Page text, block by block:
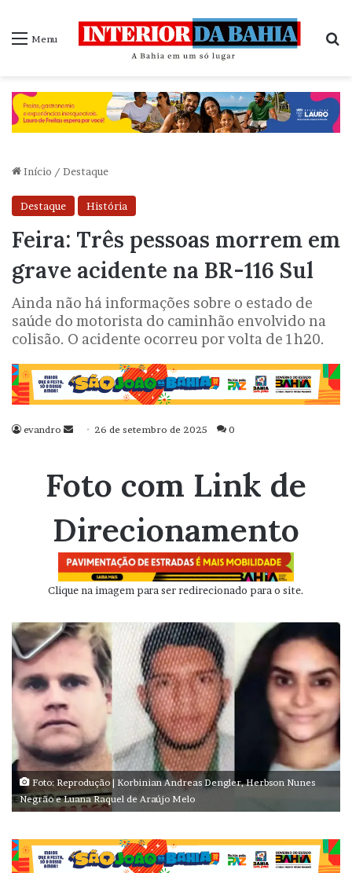
Menu
Início / Destaque
Destaque História
Feira: Três pessoas morrem em
grave acidente na BR-116 Sul
Ainda não há informações sobre o estado de
saúde do motorista do caminhão envolvido na
colisão. O acidente ocorreu por volta de 1h20.
evandro
Mande
mail
26 de setembro de 2025 0
Foto com Link de
Direcionamento
Clique na imagem para ser redirecionado para o site.
Foto: Reprodução | Korbinian Andreas Dengler, Herbson Nunes
Negrão e Luana Raquel de Araújo Melo